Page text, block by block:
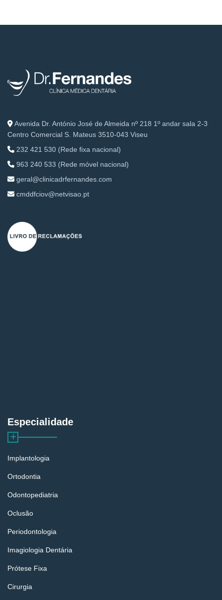
Avenida Dr. António José de Almeida nº 218 1º andar sala 2-3
Centro Comercial S. Mateus 3510-043 Viseu
232 421 530 (Rede fixa nacional)
963 240 533 (Rede móvel nacional)
geral@clinicadrfernandes.com
cmddfciov@netvisao.pt
Especialidade
Implantologia
Ortodontia
Odontopediatria
Oclusão
Periodontologia
Imagiologia Dentária
Prótese Fixa
Cirurgia